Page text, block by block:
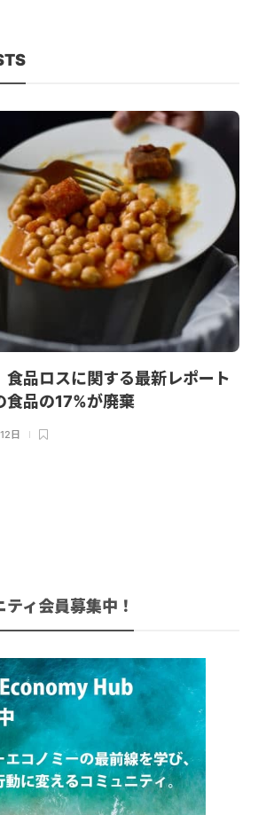
食品ロスに関する最新レポート
食品の17%が廃棄
日
ィ会員募集中！